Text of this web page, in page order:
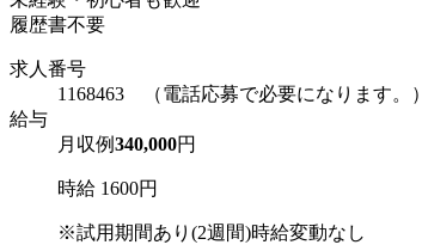
履歴書不要
求人番号
1168463 （電話応募で必要になります。）
給与
月収例340,000円
時給 1600円
※試用期間あり(2週間)時給変動なし